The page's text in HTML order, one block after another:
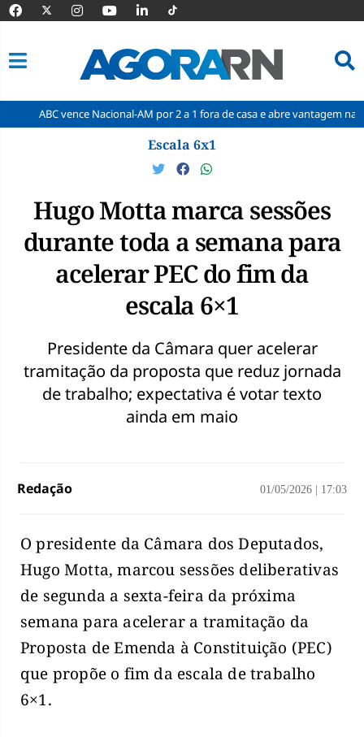
vence Nacional-AM por 2 a 1 fora de casa e abre vantagem nas quartas
Escala 6x1
Hugo Motta marca sessões
durante toda a semana para
acelerar PEC do fim da
escala 6×1
Presidente da Câmara quer acelerar
tramitação da proposta que reduz jornada
de trabalho; expectativa é votar texto
ainda em maio
Redação 01/05/2026 17:03
O presidente da Câmara dos Deputados,
Hugo Motta, marcou sessões deliberativas
de segunda a sexta-feira da próxima
semana para acelerar a tramitação da
Proposta de Emenda à Constituição (PEC)
que propõe o fim da escala de trabalho
6×1.